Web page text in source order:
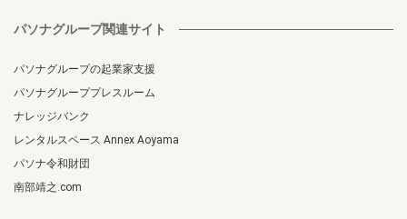
パソナグループ関連サイト
パソナグループの起業家支援
パソナグループプレスルーム
ナレッジバンク
レンタルスペース Annex Aoyama
パソナ令和財団
南部靖之.com